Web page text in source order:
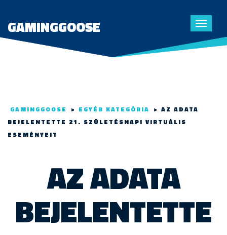
Toggle
GAMINGGOOSE
GAMINGGOOSE > EGYÉB KATEGÓRIA > AZ ADATA
BEJELENTETTE 21. SZÜLETÉSNAPI VIRTUÁLIS
ESEMÉNYEIT
AZ ADATA
BEJELENTETTE